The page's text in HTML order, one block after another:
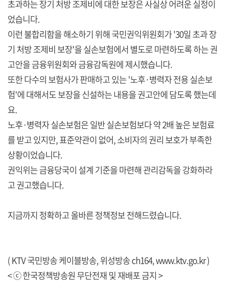
초과하는 장기 처방 조제비에 대한 보장은 사실상 어려운 실정이
었습니다.
이런 불합리함을 해소하기 위해 국민권익위원회가 '30일 초과 장
기 처방 조제비 보장'을 실손보험에서 별도로 마련하도록 하는 권
고안을 금융위원회와 금융감독원에 제시했습니다.
또한 다수의 보험사가 판매하고 있는 '노후·병력자 전용 실손보
험'에 대해서도 보장을 신설하는 내용을 권고안에 담도록 했는데
요.
노후·병력자 실손보험은 일반 실손보험보다 약 2배 높은 보험료
를 받고 있지만, 표준약관이 없어, 소비자의 권리 보호가 부족한
상황이었습니다.
권익위는 금융당국이 설계 기준을 마련해 관리감독을 강화하라
고 권고했습니다.
지금까지 정확하고 올바른 정책정보 전해드렸습니다.
( KTV 국민방송 케이블방송, 위성방송 ch164,www.ktv.go.kr)
< ⓒ 한국정책방송원 무단전재 및 재배포 금지 >